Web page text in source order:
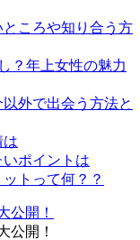
ころや知り合う方
？年上女性の魅力
外で出会う方法と
は
いポイントは
トって何？？
公開！
公開！